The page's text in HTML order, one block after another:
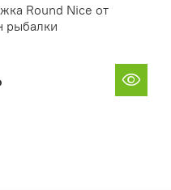
Round Nice от
рыбалки